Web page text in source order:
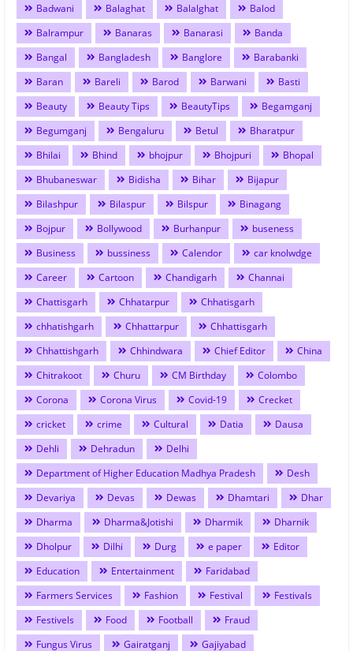
Badwani
Balaghat Balalghat
Balod
Balrampur
Banaras Banarasi
Banda
Bangal
Bangladesh Banglore
Barabanki
Baran
Bareli Barod Barwani
Basti
Beauty
Beauty Tips BeautyTips
Begamganj
Begumganj
Bengaluru Betul
Bharatpur
Bhilai
Bhind bhojpur Bhojpuri
Bhopal
Bhubaneswar
Bidisha Bihar
Bijapur
Bilashpur
Bilaspur Bilspur
Binagang
Bojpur
Bollywood Burhanpur
buseness
Business
bussiness Calendor
car knolwdge
Career
Cartoon Chandigarh
Channai
Chattisgarh
Chhatarpur
Chhatisgarh
chhatishgarh
Chhattarpur
Chhattisgarh
Chhattishgarh
Chhindwara Chief Editor
China
Chitrakoot
Churu CM Birthday
Colombo
Corona
Corona Virus Covid-19
Crecket
cricket
crime Cultural Datia
Dausa
Dehli
Dehradun
Delhi
Department of Higher Education Madhya Pradesh
Desh
Devariya
Devas Dewas Dhamtari
Dhar
Dharma
Dharma&Jotishi Dharmik
Dharnik
Dholpur
Dilhi Durg e paper
Editor
Education
Entertainment
Faridabad
Farmers Services
Fashion Festival
Festivals
Festivels
Food Football
Fraud
Fungus Virus
Gairatganj Gajiyabad